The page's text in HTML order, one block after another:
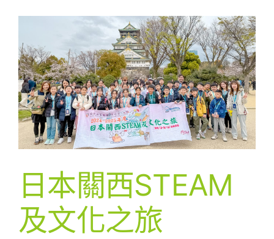
日本關西STEAM
及文化之旅